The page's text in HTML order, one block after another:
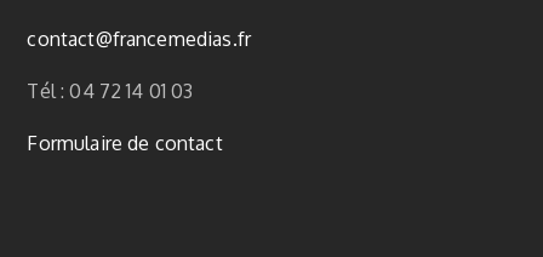
contact@francemedias.fr
Tél : 04 72 14 01 03
Formulaire de contact